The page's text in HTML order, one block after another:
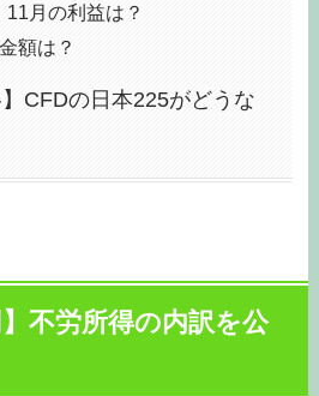
11月の利益は？
額は？
】CFDの日本225がどうな
】不労所得の内訳を公